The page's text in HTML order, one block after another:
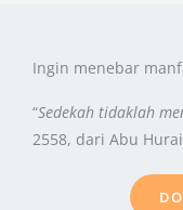
Ingin menebar
“Sedekah tidaklah
2558, dari Abu